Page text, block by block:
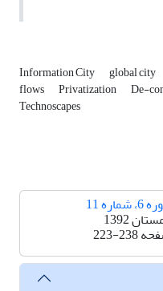
Information City global city
flows Privatization De-
Technoscapes
شماره 11
1392
223-238